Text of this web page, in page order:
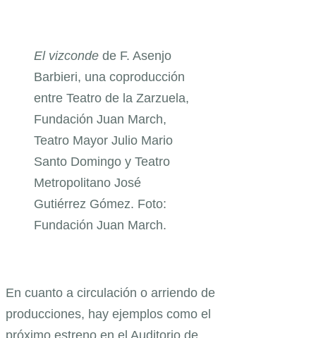
El vizconde de F. Asenjo
Barbieri, una coproducción
entre Teatro de la Zarzuela,
Fundación Juan March,
Teatro Mayor Julio Mario
Santo Domingo y Teatro
Metropolitano José
Gutiérrez Gómez. Foto:
Fundación Juan March.
En cuanto a circulación o arriendo de
producciones, hay ejemplos como el